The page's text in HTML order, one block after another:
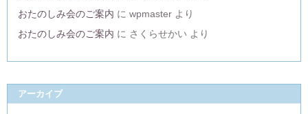
おたのしみ会のご案内 に wpmaster より
おたのしみ会のご案内 に さくらせかい より
アーカイブ